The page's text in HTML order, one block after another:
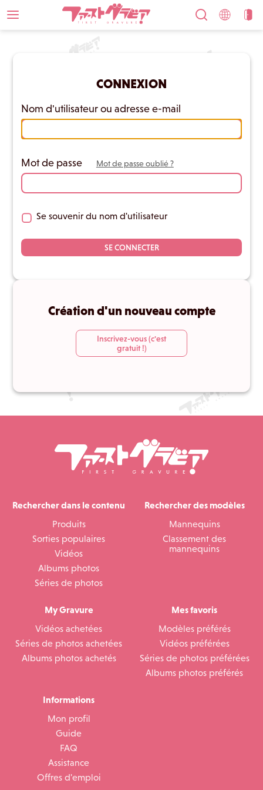
CONNEXION
Nom d'utilisateur ou adresse e-mail
Mot de passe Mot de passe oublié ?
Se souvenir du nom d'utilisateur
SE CONNECTER
Création d'un nouveau compte
Inscrivez-vous (c'est
gratuit !)
Rechercher dans le contenu
Produits
Sorties populaires
Vidéos
Albums photos
Séries de photos
Rechercher des modèles
Mannequins
Classement des
mannequins
My Gravure
Vidéos achetées
Séries de photos achetées
Albums photos achetés
Mes favoris
Modèles préférés
Vidéos préférées
Séries de photos préférées
Albums photos préférés
Informations
Mon profil
Guide
FAQ
Assistance
Offres d'emploi